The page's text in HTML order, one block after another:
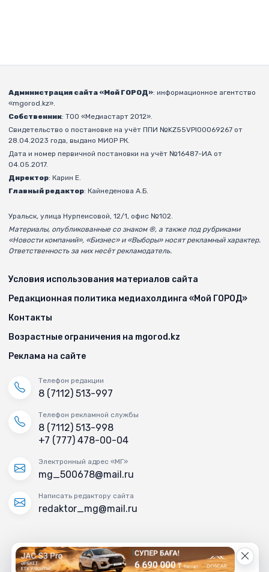
Администрация сайта «Мой ГОРОД»: информационное агентство
«mgorod.kz».
Собственник: ТОО «Медиастарт 2012».
Свидетельство о постановке на учёт ППИ №KZ55VPI00069267 от
28.04.2023 года, выдано МИОР РК.
Дата и номер первичной постановки на учёт №16487-ИА от
04.05.2017.
Директор: Карин Е.
Главный редактор: Кайнеденова А.Б.
Уральск, улица Нурпеисовой, 12/1, офис №102.
Материалы, опубликованные со знаком ®, а также под рубриками
«Новости компаний», «Бизнес» и «Выборы» носят рекламный характер.
Ответственность за них несёт рекламодатель.
Условия использования материалов сайта
Редакционная политика медиахолдинга «Мой ГОРОД»
Контакты
Возрастные ограничения на mgorod.kz
Реклама на сайте
Телефон редакции
8 (7112) 513-997
Телефон рекламной службы
8 (7112) 513-998
+7 (777) 478-00-04
Электронный адрес «МГ»
mg_500678@mail.ru
Написать редактору сайта
redaktor_mg@mail.ru